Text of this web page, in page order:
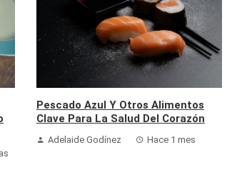
Pescado Azul Y Otros Alimentos
Clave Para La Salud Del Corazón
Adelaide Godínez Hace 1 mes